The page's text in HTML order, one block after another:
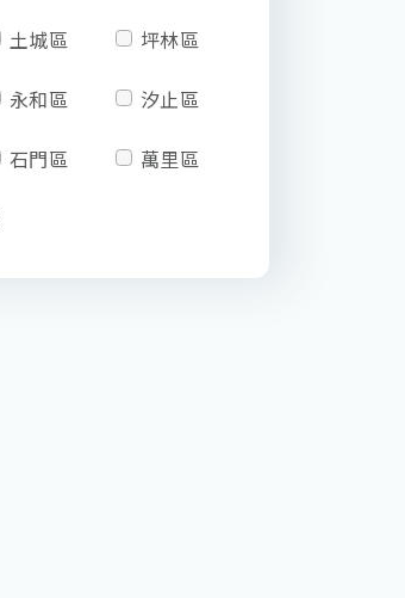
土城區 坪林區
永和區 汐止區
石門區 萬里區